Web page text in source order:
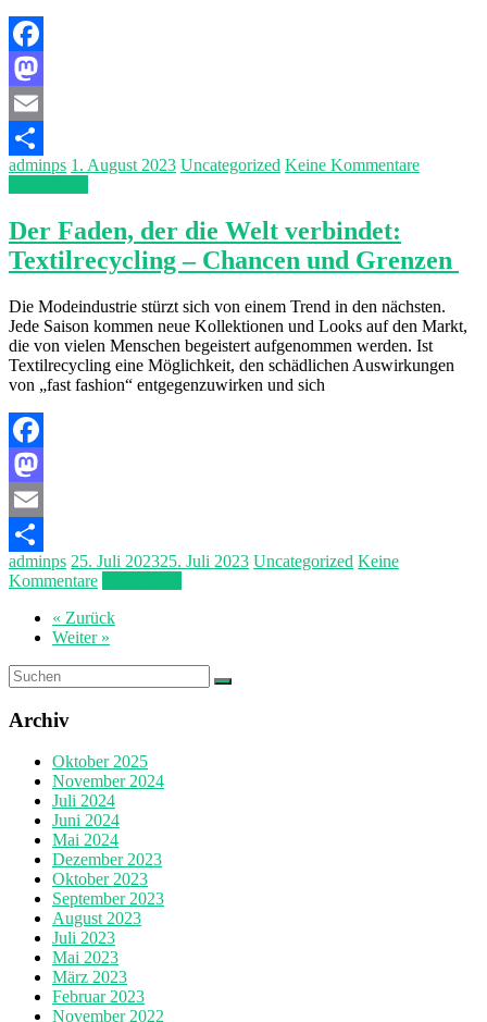
Facebook
Mastodon
Email
Teilen
adminps 1. August 2023 Uncategorized Keine Kommentare
Der Faden, der die Welt verbindet:
Textilrecycling – Chancen und Grenzen
Die Modeindustrie stürzt sich von einem Trend in den nächsten.
Jede Saison kommen neue Kollektionen und Looks auf den Markt,
die von vielen Menschen begeistert aufgenommen werden. Ist
Textilrecycling eine Möglichkeit, den schädlichen Auswirkungen
von „fast fashion“ entgegenzuwirken und sich
Facebook
Mastodon
Email
Teilen
adminps 25. Juli 202325. Juli 2023 Uncategorized Keine
Kommentare
« Zurück
Weiter »
Archiv
Oktober 2025
November 2024
Juli 2024
Juni 2024
Mai 2024
Dezember 2023
Oktober 2023
September 2023
August 2023
Juli 2023
Mai 2023
März 2023
Februar 2023
November 2022